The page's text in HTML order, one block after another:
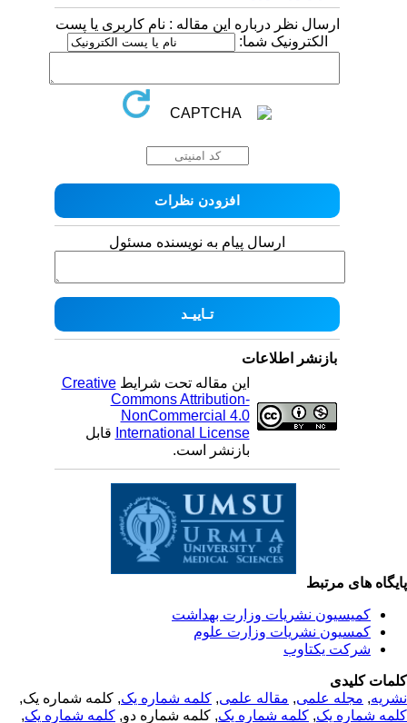
ارسال نظر درباره این مقاله : نام کاربری یا پست
الکترونیک شما:
ارسال پیام به نویسنده مسئول
بازنشر اطلاعات
این مقاله تحت شرایطCreative
Commons Attribution-
NonCommercial 4.0
International Licenseقابل
بازنشر است.
های مرتبط
کمیسیون نشریات وزارت بهداشت
کمسیون نشریات وزارت علوم
شرکت یکتاوب
کلیدی
,مجله علمی, مقاله علمی, کلمه شماره یک, کلمه شماره یک,
شماره یک,کلمه شماره یک, کلمه شماره دو,کلمه شماره یک,